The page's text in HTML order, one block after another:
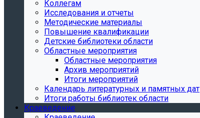
Коллегам
Исследования и отчеты
Методические материалы
Повышение квалификации
Детские библиотеки области
Областные мероприятия
Областные мероприятия
Архив мероприятий
Итоги мероприятий
Календарь литературных и памятных дат
Итоги работы библиотек области
Краеведение